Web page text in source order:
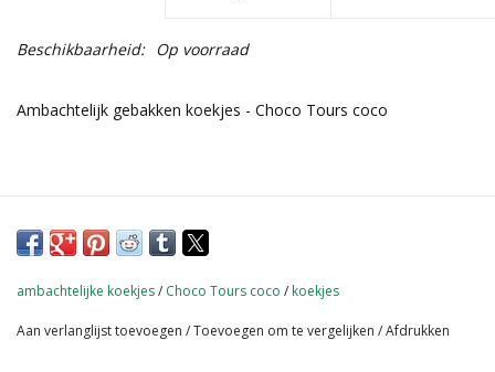
Beschikbaarheid: Op voorraad
Ambachtelijk gebakken koekjes - Choco Tours coco
ambachtelijke koekjes/ Choco Tours coco / koekjes
Aan verlanglijst toevoegen /Toevoegen om te vergelijken /Afdrukken